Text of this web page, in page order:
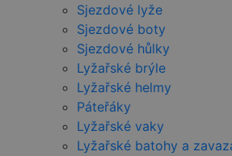
Sjezdové lyže
Sjezdové boty
Sjezdové hůlky
Lyžařské brýle
Lyžařské helmy
Páteřáky
Lyžařské vaky
Lyžařské batohy a